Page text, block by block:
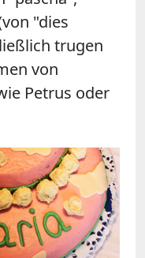
"dies
trugen
von
Petrus oder